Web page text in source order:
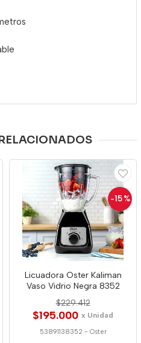
-15 %
Licuadora Oster Kaliman
Vaso Vidrio Negra 8352
$229.412
$195.000 x Unidad
53891138352 - Oster